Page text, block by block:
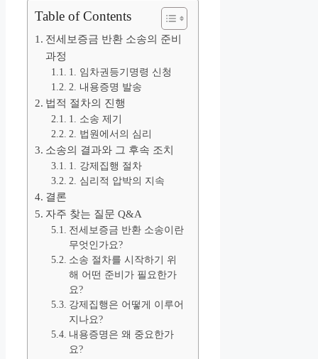
Table of Contents
전세보증금 반환 소송의 준비
과정
1. 임차권등기명령 신청
2. 내용증명 발송
법적 절차의 진행
1. 소송 제기
2. 법원에서의 심리
소송의 결과와 그 후속 조치
1. 강제집행 절차
2. 심리적 압박의 지속
결론
자주 찾는 질문 Q&A
전세보증금 반환 소송이란
무엇인가요?
소송 절차를 시작하기 위
해 어떤 준비가 필요한가
요?
강제집행은 어떻게 이루어
지나요?
내용증명은 왜 중요한가
요?